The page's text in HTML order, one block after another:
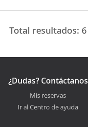
Total resultados: 6
¿Dudas? Contáctanos
Mis reservas
Ir al Centro de ayuda